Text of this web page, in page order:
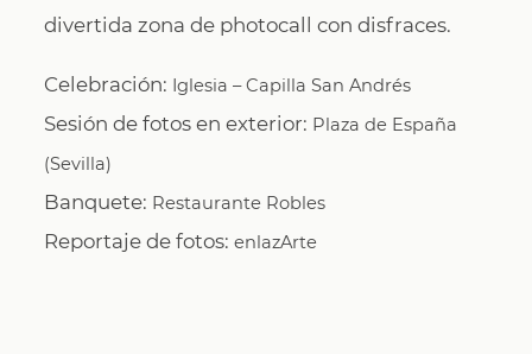
divertida zona de photocall con disfraces.
Celebración: Iglesia – Capilla San Andrés
Sesión de fotos en exterior: Plaza de España
(Sevilla)
Banquete: Restaurante Robles
Reportaje de fotos:enlazArte